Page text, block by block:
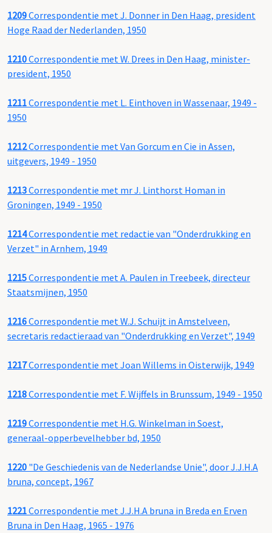
1209Correspondentie met J. Donner in Den Haag, president
Hoge Raad der Nederlanden, 1950
1210Correspondentie met W. Drees in Den Haag, minister-
president, 1950
1211Correspondentie met L. Einthoven in Wassenaar, 1949 -
1950
1212Correspondentie met Van Gorcum en Cie in Assen,
uitgevers, 1949 - 1950
1213Correspondentie met mr J. Linthorst Homan in
Groningen, 1949 - 1950
1214Correspondentie met redactie van "Onderdrukking en
Verzet" in Arnhem, 1949
1215Correspondentie met A. Paulen in Treebeek, directeur
Staatsmijnen, 1950
1216Correspondentie met W.J. Schuijt in Amstelveen,
secretaris redactieraad van "Onderdrukking en Verzet", 1949
1217Correspondentie met Joan Willems in Oisterwijk, 1949
1218Correspondentie met F. Wijffels in Brunssum, 1949 - 1950
1219Correspondentie met H.G. Winkelman in Soest,
generaal-opperbevelhebber bd, 1950
1220 "De Geschiedenis van de Nederlandse Unie", door J.J.H.A
bruna, concept, 1967
1221Correspondentie met J.J.H.A bruna in Breda en Erven
Bruna in Den Haag, 1965 - 1976